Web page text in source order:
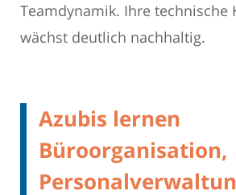
Teamdynamik. Ihre technische
wächst deutlich nachhaltig.
Azubis lernen
Büroorganisation,